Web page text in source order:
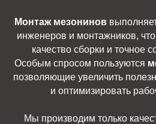
Монтаж мезонинов
инженеров и монтажников,
качество сборки и точное
Особым спросом пользуются
позволяющие увеличить
и оптимизировать
Мы производим только